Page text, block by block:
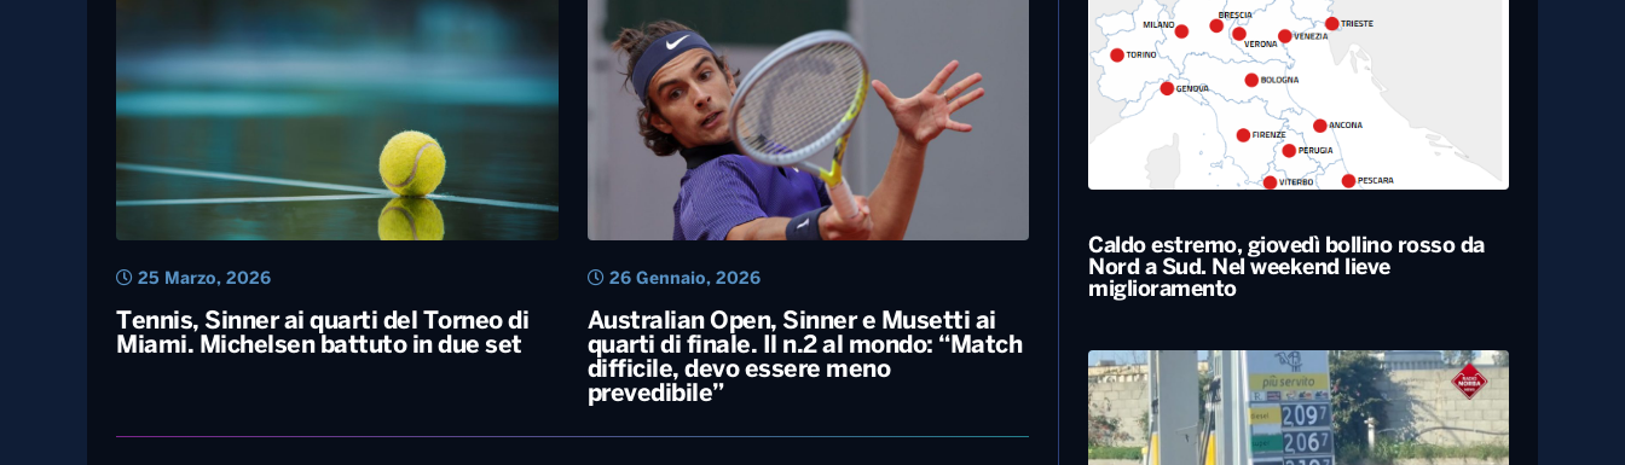
Tennis, Sinner ai quarti del Torneo di
Miami. Michelsen battuto in due set
25 Marzo, 2026
Australian Open, Sinner e Musetti ai
quarti di finale. Il n.2 al mondo: “Match
difficile, devo essere meno
prevedibile”
26 Gennaio, 2026
Caldo estremo, giovedì bollino rosso da
Nord a Sud. Nel weekend lieve
miglioramento